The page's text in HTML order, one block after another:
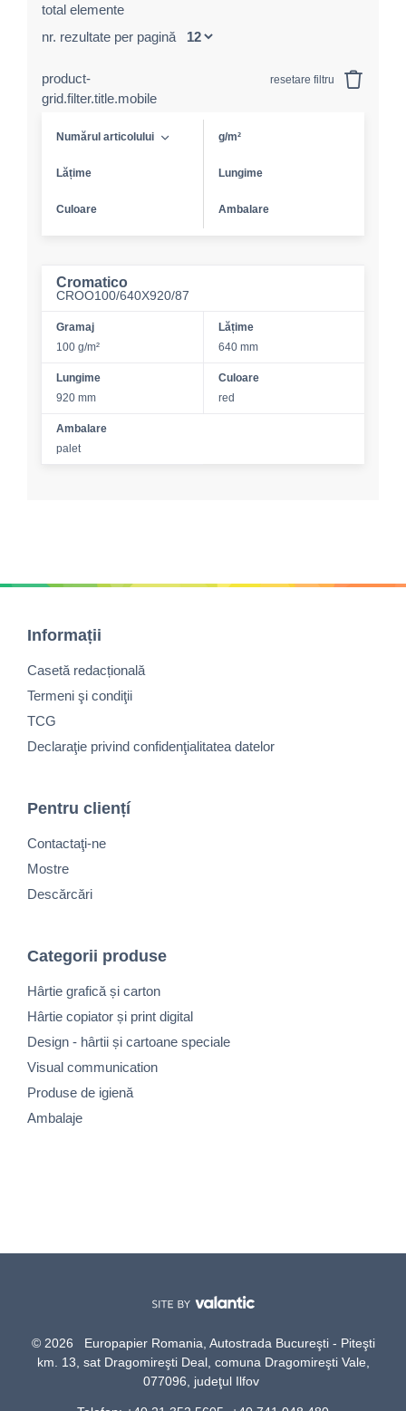
total elemente
nr. rezultate per pagină
product-
grid.filter.title.mobile
resetare filtru
Numărul articolului g/m²
Lățime Lungime
Culoare Ambalare
Cromatico
CROO100/640X920/87
Gramaj
100 g/m²
Lățime
640 mm
Lungime
920 mm
Culoare
red
Ambalare
palet
Informații
Casetă redacțională
Termeni şi condiţii
TCG
Declaraţie privind confidenţialitatea datelor
Pentru cliențí
Contactaţi-ne
Mostre
Descărcări
Categorii produse
Hârtie grafică și carton
Hârtie copiator și print digital
Design - hârtii și cartoane speciale
Visual communication
Produse de igienă
Ambalaje
© 2026 Europapier Romania, Autostrada Bucureşti - Piteşti
km. 13, sat Dragomireşti Deal, comuna Dragomireşti Vale,
077096, judeţul Ilfov